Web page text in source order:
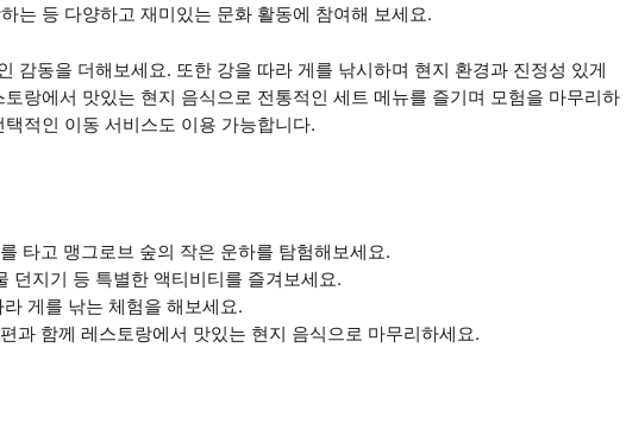
는 등 다양하고 재미있는 문화 활동에 참여해 보세요.
감동을 더해보세요. 또한 강을 따라 게를 낚시하며 현지 환경과 진정성 있게
랑에서 맛있는 현지 음식으로 전통적인 세트 메뉴를 즐기며 모험을 마무리하
적인 이동 서비스도 이용 가능합니다.
타고 맹그로브 숲의 작은 운하를 탐험해보세요.
던지기 등 특별한 액티비티를 즐겨보세요.
게를 낚는 체험을 해보세요.
과 함께 레스토랑에서 맛있는 현지 음식으로 마무리하세요.